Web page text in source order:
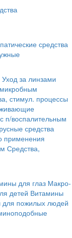
средства
Уход за линзами
стимул. процессы
п/воспалительным
средства
применения
Средства,
для глаз Макро-
детей Витамины
для пожилых людей